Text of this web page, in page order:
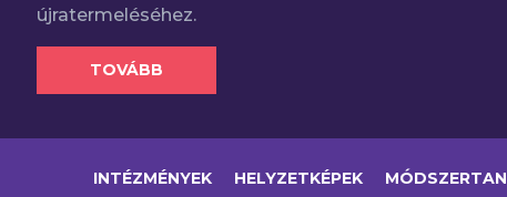
újratermeléséhez.
TOVÁBB
INTÉZMÉNYEK HELYZETKÉPEK MÓDSZERTAN